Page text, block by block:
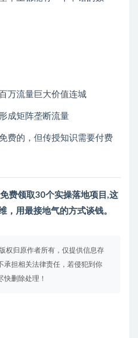
万流量巨大价值连城
成矩阵垄断流量
费的，但传授知识需要付费
费领取30个实操落地项目,这
，用最接地气的方式谈钱。
权归原作者所有，仅提供信息存
承担相关法律责任，若侵犯到你
快删除处理！